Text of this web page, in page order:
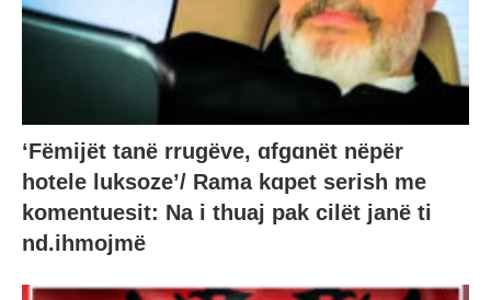
‘Fëmijët tanë rrugëve, ɑfgɑnët nëpër
hotele luksoze’/ Rama kɑpet serish me
komentuesit: Na i thuaj pak cilët janë ti
nd.ihmojmë